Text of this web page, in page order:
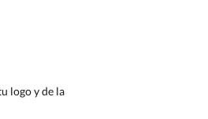
logo y de la